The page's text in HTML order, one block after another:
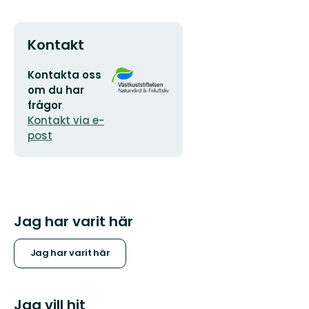
Kontakt
E-
postadress
Kontakta oss
om du har
frågor
Kontakt via e-
post
Organisationens
logotyp
Jag har varit här
Jag har varit här
Jag vill hit